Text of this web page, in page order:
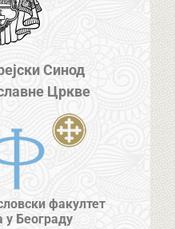
Синод
Цркве
факултет
у Београду